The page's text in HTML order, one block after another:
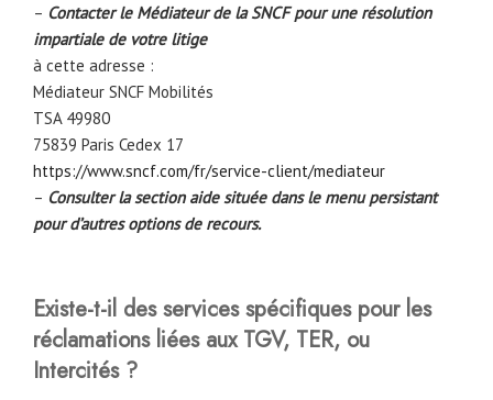
– Contacter le Médiateur de la SNCF pour une résolution
impartiale de votre litige
à cette adresse :
Médiateur SNCF Mobilités
TSA 49980
75839 Paris Cedex 17
https://www.sncf.com/fr/service-client/mediateur
– Consulter la section aide située dans le menu persistant
pour d’autres options de recours.
Existe-t-il des services spécifiques pour les
réclamations liées aux TGV, TER, ou
Intercités ?